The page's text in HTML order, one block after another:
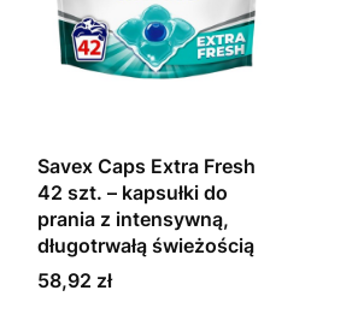
Savex Caps Extra Fresh
42 szt. – kapsułki do
prania z intensywną,
długotrwałą świeżością
Cena
58,92 zł